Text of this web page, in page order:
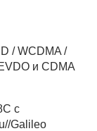
/ WCDMA /
и CDMA
с
Galileo